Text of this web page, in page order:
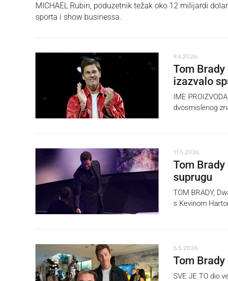
MICHAEL Rubin, poduzetnik težak oko 12 milijardi
sporta i show businessa.
9.6.2026.
Tom
izazvalo
IME
dvosmislenog
11.5.2026.
Tom
suprugu
TOM BRADY,
s Kevinom
5.5.2026.
Tom
SVE JE TO dio